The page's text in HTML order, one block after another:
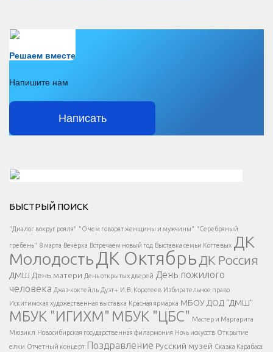
Решаем вместе
Напишите нам
Написать
Есть вопрос?
Напишите нам
</span >
Написать
</button >
</div >
</div > </div >
БЫСТРЫЙ ПОИСК
"Диалог вокруг рояля" "О чем говорят женщины и мужчины" "Серебряный
гребень" 8 марта Вечёрка Встречаем новый год Выставка семьи Когтевых ДК
МолодостьДК Октябрь ДК Россия
ДМШ День матери День открытых дверей День пожилого
человека Джаз-коктейль Дуэт+ И.В. Коротеев Избирательное право
Искитимская художественная выставка Красная ярмарка МБОУ ДОД "ДМШ"
МБУК "ИГИХМ" МБУК "ЦБС" Мастер и Маргарита
Мюзикл Новосибирская государственная филармония Ночь искусств Открытие
елки Отчетный концерт Поздравление Русский музей Сказка Карабаса